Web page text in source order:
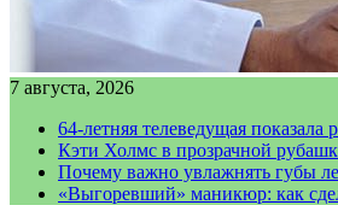
7 августа, 2026
64-летняя телеведущая показала
Кэти Холмс в прозрачной
Почему важно увлажнять губы
«Выгоревший» маникюр: как